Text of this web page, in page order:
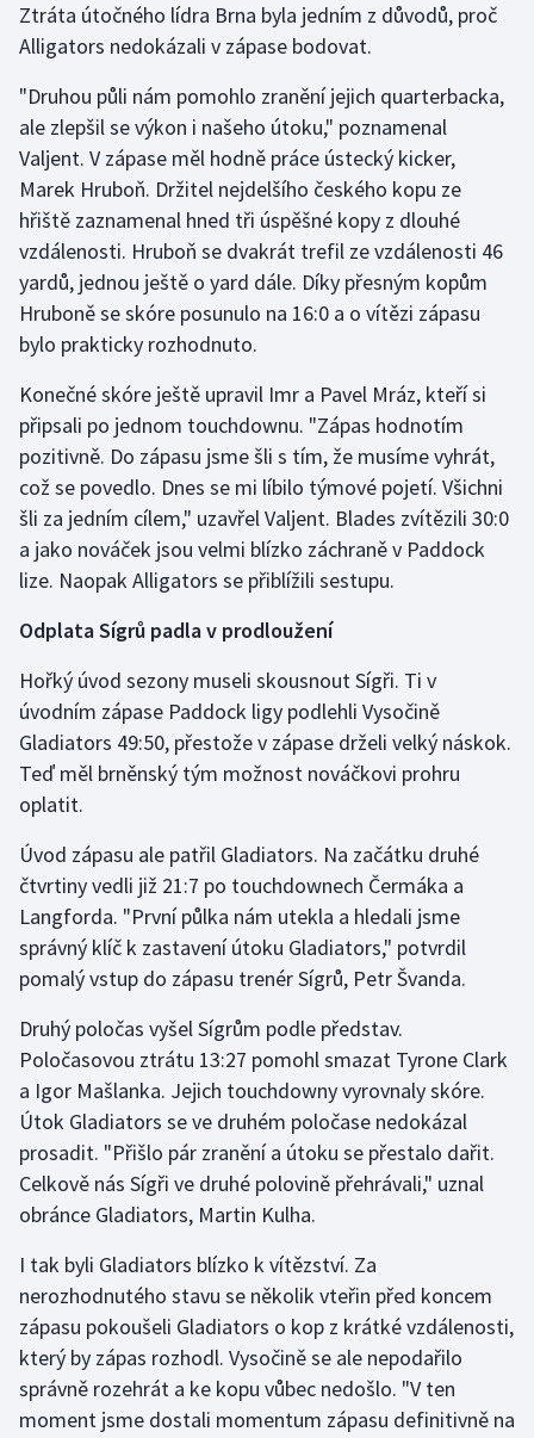
Plážový volejbal
Ragby
Rychlobruslení
Rychlostní kanoistika
Short track
Sportovní střelba
Stolní tenis
Triatlon
Veslování
Vodní slalom
Ostatní
Ztráta útočného lídra Brna byla jedním z důvodů, proč
Alligators nedokázali v zápase bodovat.
"Druhou půli nám pomohlo zranění jejich quarterbacka,
ale zlepšil se výkon i našeho útoku," poznamenal
Valjent. V zápase měl hodně práce ústecký kicker,
Marek Hruboň. Držitel nejdelšího českého kopu ze
hřiště zaznamenal hned tři úspěšné kopy z dlouhé
vzdálenosti. Hruboň se dvakrát trefil ze vzdálenosti 46
yardů, jednou ještě o yard dále. Díky přesným kopům
Hruboně se skóre posunulo na 16:0 a o vítězi zápasu
bylo prakticky rozhodnuto.
Konečné skóre ještě upravil Imr a Pavel Mráz, kteří si
připsali po jednom touchdownu. "Zápas hodnotím
pozitivně. Do zápasu jsme šli s tím, že musíme vyhrát,
což se povedlo. Dnes se mi líbilo týmové pojetí. Všichni
šli za jedním cílem," uzavřel Valjent. Blades zvítězili 30:0
a jako nováček jsou velmi blízko záchraně v Paddock
lize. Naopak Alligators se přiblížili sestupu.
Odplata Sígrů padla v prodloužení
Hořký úvod sezony museli skousnout Sígři. Ti v
úvodním zápase Paddock ligy podlehli Vysočině
Gladiators 49:50, přestože v zápase drželi velký náskok.
Teď měl brněnský tým možnost nováčkovi prohru
oplatit.
Úvod zápasu ale patřil Gladiators. Na začátku druhé
čtvrtiny vedli již 21:7 po touchdownech Čermáka a
Langforda. "První půlka nám utekla a hledali jsme
správný klíč k zastavení útoku Gladiators," potvrdil
pomalý vstup do zápasu trenér Sígrů, Petr Švanda.
Druhý poločas vyšel Sígrům podle představ.
Poločasovou ztrátu 13:27 pomohl smazat Tyrone Clark
a Igor Mašlanka. Jejich touchdowny vyrovnaly skóre.
Útok Gladiators se ve druhém poločase nedokázal
prosadit. "Přišlo pár zranění a útoku se přestalo dařit.
Celkově nás Sígři ve druhé polovině přehrávali," uznal
obránce Gladiators, Martin Kulha.
I tak byli Gladiators blízko k vítězství. Za
nerozhodnutého stavu se několik vteřin před koncem
zápasu pokoušeli Gladiators o kop z krátké vzdálenosti,
který by zápas rozhodl. Vysočině se ale nepodařilo
správně rozehrát a ke kopu vůbec nedošlo. "V ten
moment jsme dostali momentum zápasu definitivně na